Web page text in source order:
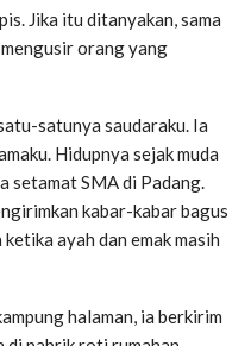
Jika itu ditanyakan, sama
orang yang
satunya saudaraku. Ia
Hidupnya sejak muda
setamat SMA di Padang.
kabar-kabar bagus
ayah dan emak masih
halaman, ia berkirim